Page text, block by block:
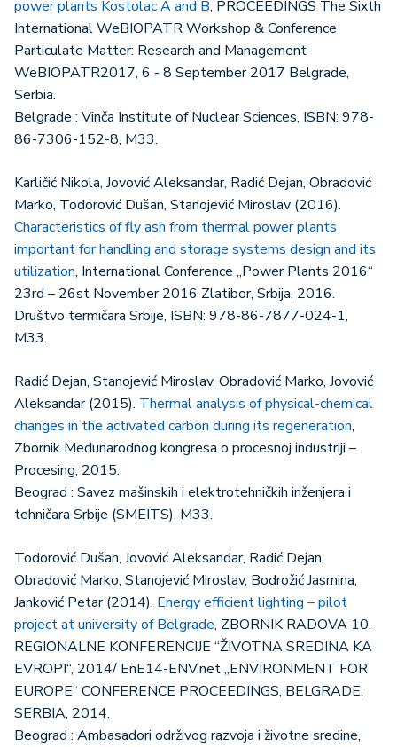
power plants Kostolac A and B, PROCEEDINGS The Sixth
International WeBIOPATR Workshop & Conference
Particulate Matter: Research and Management
WeBIOPATR2017, 6 - 8 September 2017 Belgrade,
Serbia.
Belgrade : Vinča Institute of Nuclear Sciences, ISBN: 978-
86-7306-152-8, M33.
Karličić Nikola, Jovović Aleksandar, Radić Dejan, Obradović
Marko, Todorović Dušan, Stanojević Miroslav (2016).
Characteristics of fly ash from thermal power plants
important for handling and storage systems design and its
utilization, International Conference „Power Plants 2016“
23rd – 26st November 2016 Zlatibor, Srbija, 2016.
Društvo termičara Srbije, ISBN: 978-86-7877-024-1,
M33.
Radić Dejan, Stanojević Miroslav, Obradović Marko, Jovović
Aleksandar (2015). Thermal analysis of physical-chemical
changes in the activated carbon during its regeneration,
Zbornik Međunarodnog kongresa o procesnoj industriji –
Procesing, 2015.
Beograd : Savez mašinskih i elektrotehničkih inženjera i
tehničara Srbije (SMEITS), M33.
Todorović Dušan, Jovović Aleksandar, Radić Dejan,
Obradović Marko, Stanojević Miroslav, Bodrožić Jasmina,
Janković Petar (2014). Energy efficient lighting – pilot
project at university of Belgrade, ZBORNIK RADOVA 10.
REGIONALNE KONFERENCIJE “ŽIVOTNA SREDINA KA
EVROPI“, 2014/ EnE14-ENV.net „ENVIRONMENT FOR
EUROPE“ CONFERENCE PROCEEDINGS, BELGRADE,
SERBIA, 2014.
Beograd : Ambasadori održivog razvoja i životne sredine,